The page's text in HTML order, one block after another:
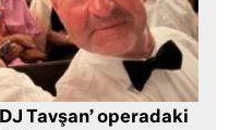
Tavşan’ operadaki